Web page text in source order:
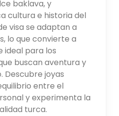
baklava, y
cultura e historia del
visa se adaptan a
lo que convierte a
ideal para los
buscan aventura y
Descubre joyas
entre el
y experimenta la
turca.